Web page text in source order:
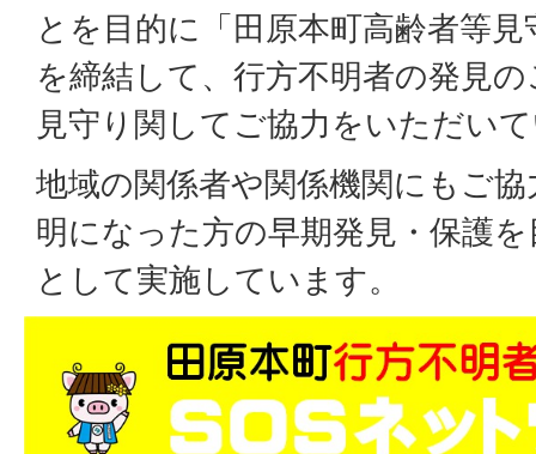
とを目的に「田原本町高齢者等
を締結して、行方不明者の発見
見守り関してご協力をいただい
地域の関係者や関係機関にもご
明になった方の早期発見・保護
として実施しています。